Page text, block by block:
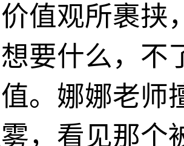
值观所裹挟
要什么，不
。娜娜老师
，看见那个